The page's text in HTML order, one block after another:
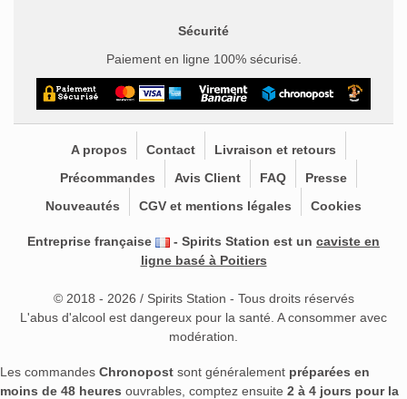
Sécurité
Paiement en ligne 100% sécurisé.
A propos Contact
Livraison et retours
Précommandes
Avis Client FAQ
Presse
Nouveautés
CGV et mentions légales Cookies
Entreprise française - Spirits Station est un caviste en
ligne basé à Poitiers
© 2018 - 2026 / Spirits Station - Tous droits réservés
L'abus d'alcool est dangereux pour la santé. A consommer avec
modération.
Les commandes Chronopost sont généralement préparées en
moins de 48 heures ouvrables, comptez ensuite 2 à 4 jours pour la